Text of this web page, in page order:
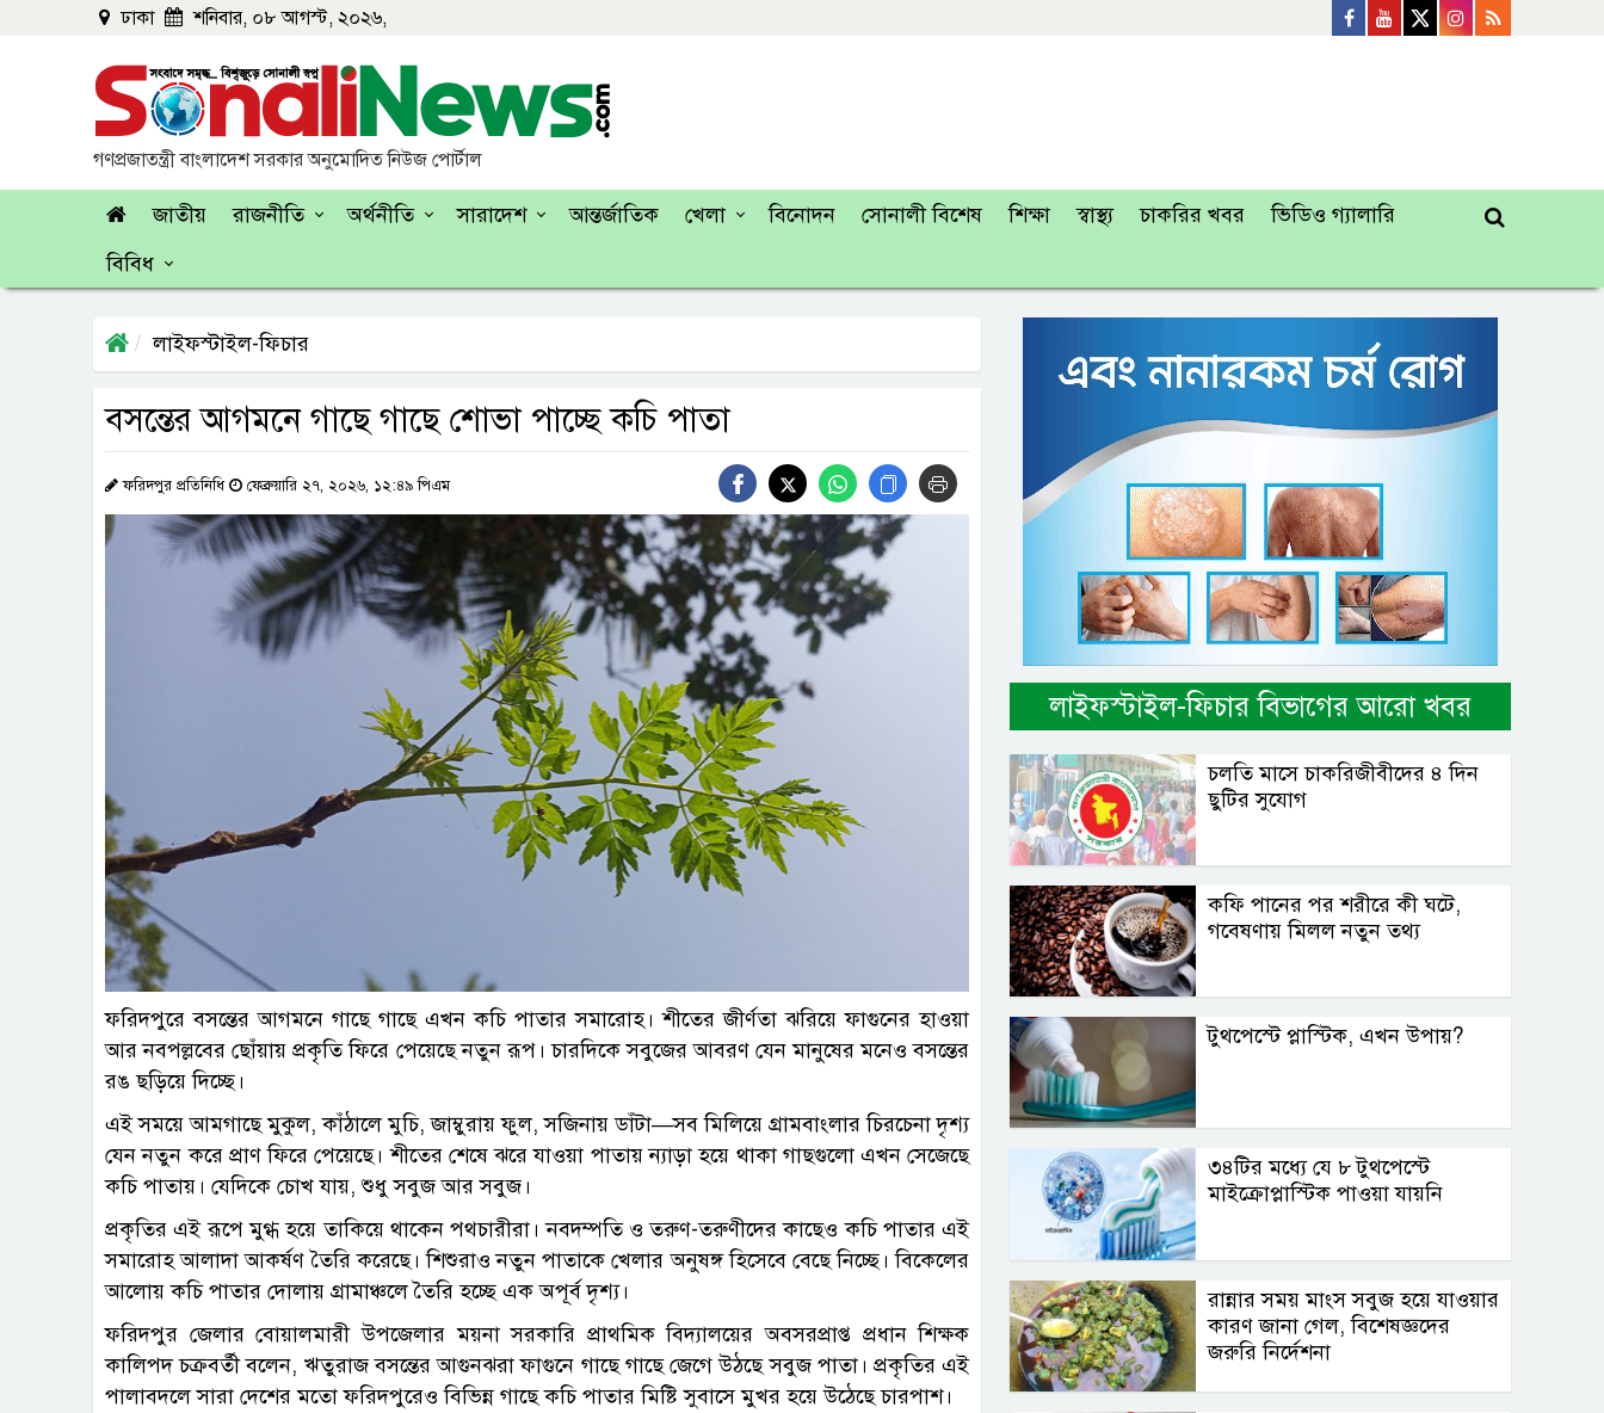
ঢাকা শনিবার, ০৮ আগস্ট, ২০২৬,
গণপ্রজাতন্ত্রী বাংলাদেশ সরকার অনুমোদিত নিউজ পোর্টাল
জাতীয় রাজনীতি অর্থনীতি সারাদেশ আন্তর্জাতিক খেলা বিনোদন সোনালী বিশেষ শিক্ষা স্বাস্থ্য চাকরির খবর
ভিডিও গ্যালারি
বিবিধ
লাইফস্টাইল-ফিচার
বসন্তের আগমনে গাছে গাছে শোভা পাচ্ছে কচি পাতা
ফরিদপুর প্রতিনিধি ফেব্রুয়ারি ২৭, ২০২৬, ১২:৪৯ পিএম
ছবি: প্রতিনিধি
ফরিদপুরে বসন্তের আগমনে গাছে গাছে এখন কচি পাতার সমারোহ। শীতের জীর্ণতা ঝরিয়ে ফাগুনের হাওয়া
আর নবপল্লবের ছোঁয়ায় প্রকৃতি ফিরে পেয়েছে নতুন রূপ। চারদিকে সবুজের আবরণ যেন মানুষের মনেও বসন্তের
রঙ ছড়িয়ে দিচ্ছে।
এই সময়ে আমগাছে মুকুল, কাঁঠালে মুচি, জাম্বুরায় ফুল, সজিনায় ডাঁটা—সব মিলিয়ে গ্রামবাংলার চিরচেনা দৃশ্য
যেন নতুন করে প্রাণ ফিরে পেয়েছে। শীতের শেষে ঝরে যাওয়া পাতায় ন্যাড়া হয়ে থাকা গাছগুলো এখন সেজেছে
কচি পাতায়। যেদিকে চোখ যায়, শুধু সবুজ আর সবুজ।
প্রকৃতির এই রূপে মুগ্ধ হয়ে তাকিয়ে থাকেন পথচারীরা। নবদম্পতি ও তরুণ-তরুণীদের কাছেও কচি পাতার এই
সমারোহ আলাদা আকর্ষণ তৈরি করেছে। শিশুরাও নতুন পাতাকে খেলার অনুষঙ্গ হিসেবে বেছে নিচ্ছে। বিকেলের
আলোয় কচি পাতার দোলায় গ্রামাঞ্চলে তৈরি হচ্ছে এক অপূর্ব দৃশ্য।
ফরিদপুর জেলার বোয়ালমারী উপজেলার ময়না সরকারি প্রাথমিক বিদ্যালয়ের অবসরপ্রাপ্ত প্রধান শিক্ষক
কালিপদ চক্রবর্তী বলেন, ঋতুরাজ বসন্তের আগুনঝরা ফাগুনে গাছে গাছে জেগে উঠছে সবুজ পাতা। প্রকৃতির এই
পালাবদলে সারা দেশের মতো ফরিদপুরেও বিভিন্ন গাছে কচি পাতার মিষ্টি সুবাসে মুখর হয়ে উঠেছে চারপাশ।
লাইফস্টাইল-ফিচার বিভাগের আরো খবর
চলতি মাসে চাকরিজীবীদের ৪ দিন
ছুটির সুযোগ
কফি পানের পর শরীরে কী ঘটে,
গবেষণায় মিলল নতুন তথ্য
টুথপেস্টে প্লাস্টিক, এখন উপায়?
৩৪টির মধ্যে যে ৮ টুথপেস্টে
মাইক্রোপ্লাস্টিক পাওয়া যায়নি
রান্নার সময় মাংস সবুজ হয়ে যাওয়ার
কারণ জানা গেল, বিশেষজ্ঞদের
জরুরি নির্দেশনা